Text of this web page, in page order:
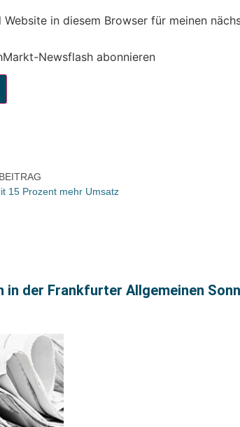
in diesem Browser für meinen
Newsflash abonnieren
15 Prozent mehr Umsatz
in der Frankfurter Allgemeinen